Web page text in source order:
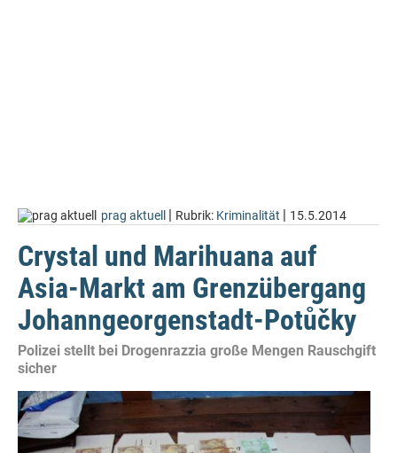
prag aktuell | Rubrik: Kriminalität | 15.5.2014
Crystal und Marihuana auf
Asia-Markt am Grenzübergang
Johanngeorgenstadt-Potůčky
Polizei stellt bei Drogenrazzia große Mengen Rauschgift
sicher